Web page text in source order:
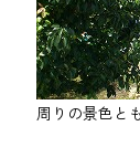
周りの景色と